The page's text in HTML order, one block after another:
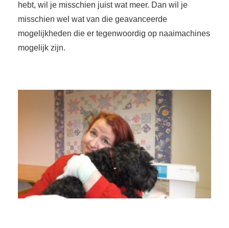
hebt, wil je misschien juist wat meer. Dan wil je
misschien wel wat van die geavanceerde
mogelijkheden die er tegenwoordig op naaimachines
mogelijk zijn.